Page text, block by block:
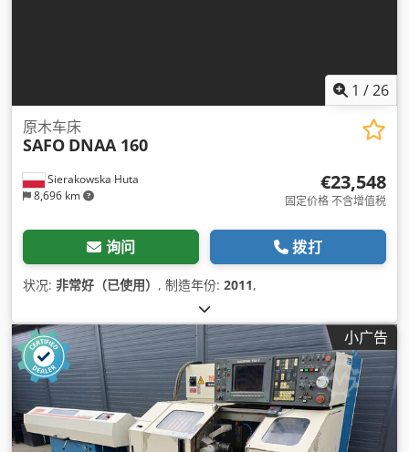
1 /26
Sierakowska Huta
8,696 km
原木车床
SAFO DNAA 160
€23,548
固定价格 不含增值税
询问 拨打
状况: 非常好（已使用） , 制造年份: 2011,
小广告